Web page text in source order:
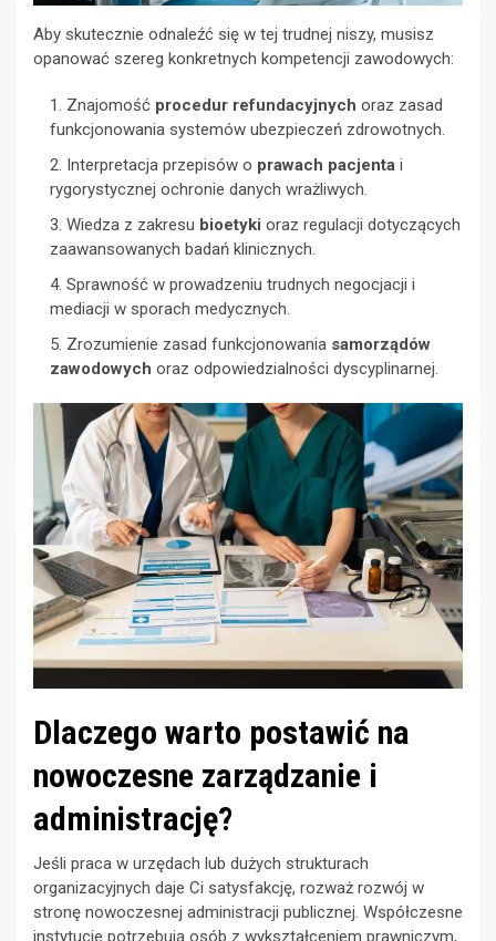
Aby skutecznie odnaleźć się w tej trudnej niszy, musisz
opanować szereg konkretnych kompetencji zawodowych:
Znajomość procedur refundacyjnych oraz zasad
funkcjonowania systemów ubezpieczeń zdrowotnych.
Interpretacja przepisów o prawach pacjenta i
rygorystycznej ochronie danych wrażliwych.
Wiedza z zakresu bioetyki oraz regulacji dotyczących
zaawansowanych badań klinicznych.
Sprawność w prowadzeniu trudnych negocjacji i
mediacji w sporach medycznych.
Zrozumienie zasad funkcjonowania samorządów
zawodowych oraz odpowiedzialności dyscyplinarnej.
Dlaczego warto postawić na
nowoczesne zarządzanie i
administrację?
Jeśli praca w urzędach lub dużych strukturach
organizacyjnych daje Ci satysfakcję, rozważ rozwój w
stronę nowoczesnej administracji publicznej. Współczesne
instytucje potrzebują osób z wykształceniem prawniczym,